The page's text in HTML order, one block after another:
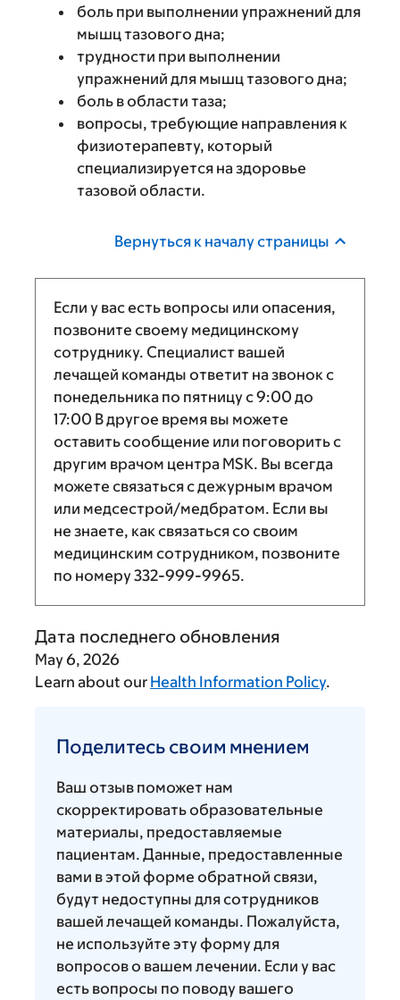
боль при выполнении упражнений для
мышц тазового дна;
трудности при выполнении
упражнений для мышц тазового дна;
боль в области таза;
вопросы, требующие направления к
физиотерапевту, который
специализируется на здоровье
тазовой области.
Вернуться к началу страницы
Если у вас есть вопросы или опасения,
позвоните своему медицинскому
сотруднику. Специалист вашей
лечащей команды ответит на звонок с
понедельника по пятницу с9:00 до
17:00 В другое время вы можете
оставить сообщение или поговорить с
другим врачом центра MSK. Вы всегда
можете связаться с дежурным врачом
или медсестрой/медбратом. Если вы
не знаете, как связаться со своим
медицинским сотрудником, позвоните
по номеру332-999-9965.
Дата последнего обновления
May 6, 2026
Learn about our Health Information Policy.
своим
Поделитесь своим мнением
Ваш отзыв поможет нам
скорректировать образовательные
материалы, предоставляемые
пациентам. Данные, предоставленные
вами в этой форме обратной связи,
будут недоступны для сотрудников
вашей лечащей команды. Пожалуйста,
не используйте эту форму для
вопросов о вашем лечении. Если у вас
есть вопросы по поводу вашего